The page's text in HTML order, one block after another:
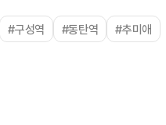
#구성역 #동탄역 #추미애